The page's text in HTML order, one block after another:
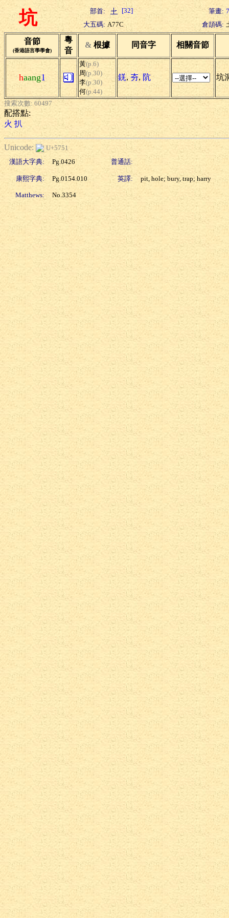
坑 部首: [32] 筆畫: 7
大五碼: A77C 倉頡碼:
音節
(香港語言學學會)
粵
音
& 根據 同音字 相關音節
haang1
黃(p.6)
周(p.30)
李(p.30)
何(p.44)
錓, 夯, 阬 坑
搜索次數: 60497
配搭點:
火 扒
Unicode:
U+5751
漢語大字典:
Pg.0426 普通話:
康熙字典: Pg.0154.010 英譯: pit, hole; bury, trap; harry
Matthews: No.3354